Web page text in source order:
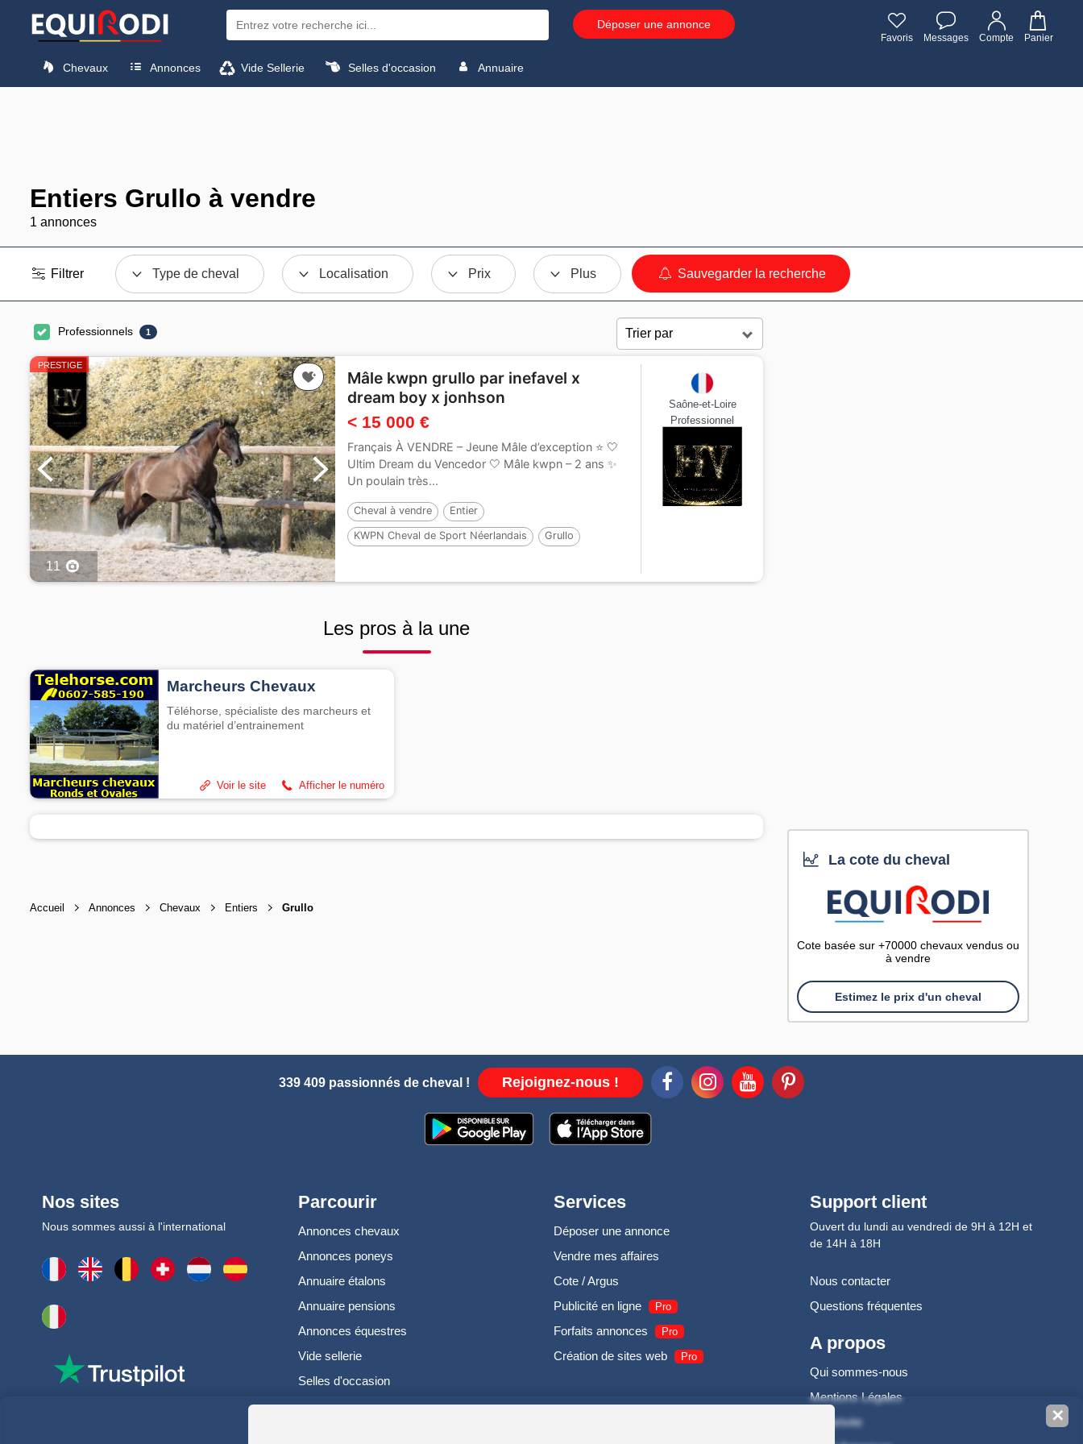
Déposer une annonce
Favoris Messages Compte Panier
Chevaux Annonces Vide Sellerie Selles d'occasion Annuaire
Entiers Grullo à vendre
1 annonces
Filtrer Type de cheval Localisation Prix Plus Sauvegarder la recherche
Professionnels 1
PRESTIGE
11
Mâle kwpn grullo par inefavel x
dream boy x jonhson
< 15 000 €
Français À VENDRE – Jeune Mâle d’exception ⭐ 🤍
Ultim Dream du Vencedor 🤍 Mâle kwpn – 2 ans ✨
Un poulain très...
Cheval à vendre Entier
KWPN Cheval de Sport Néerlandais Grullo
Saône-et-Loire
Professionnel
Les pros à la une
Marcheurs Chevaux
Téléhorse, spécialiste des marcheurs et
du matériel d’entrainement
Afficher le numéro
Voir le site
Accueil Annonces Chevaux Entiers Grullo
La cote du cheval
Cote basée sur +70000 chevaux vendus ou
à vendre
Estimez le prix d'un cheval
339 409 passionnés de cheval ! Rejoignez-nous !
Nos sites
Nous sommes aussi à l'international
Parcourir
Annonces chevaux
Annonces poneys
Annuaire étalons
Annuaire pensions
Annonces équestres
Vide sellerie
Selles d'occasion
Services
Déposer une annonce
Vendre mes affaires
Cote / Argus
Publicité en ligne
Pro
Forfaits annonces Pro
Création de sites web Pro
Support client
Ouvert du lundi au vendredi de 9H à 12H et
de 14H à 18H
Nous contacter
Questions fréquentes
A propos
Qui sommes-nous
Mentions Légales
Vie privée
✕